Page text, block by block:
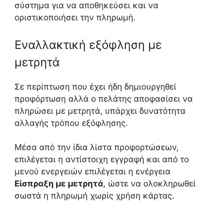
σύστημα για να αποθηκεύσει και να
οριστικοποιήσει την πληρωμή.
Εναλλακτική εξόφληση με
μετρητά
Σε περίπτωση που έχει ήδη δημιουργηθεί
προφόρτωση αλλά ο πελάτης αποφασίσει να
πληρώσει με μετρητά, υπάρχει δυνατότητα
αλλαγής τρόπου εξόφλησης.
Μέσα από την ίδια λίστα προφορτώσεων,
επιλέγεται η αντίστοιχη εγγραφή και από το
μενού ενεργειών επιλέγεται η ενέργεια
Είσπραξη με μετρητά, ώστε να ολοκληρωθεί
σωστά η πληρωμή χωρίς χρήση κάρτας.